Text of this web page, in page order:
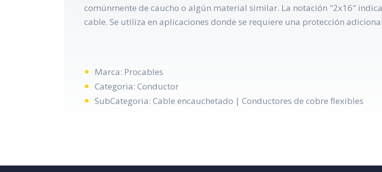
comúnmente de caucho o algún material similar. La notación "2x16"
cable. Se utiliza en aplicaciones donde se requiere una protección
Marca: Procables
Categoria: Conductor
SubCategoria: Cable encauchetado | Conductores de cobre flexibles